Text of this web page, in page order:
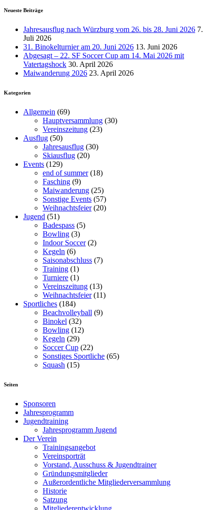
Neueste Beiträge
Jahresausflug nach Würzburg vom 26. bis 28. Juni 2026 7.
Juli 2026
31. Binokelturnier am 20. Juni 2026 13. Juni 2026
Abgesagt – 22. SF Soccer Cup am 14. Mai 2026 mit
Vatertagshock 30. April 2026
Maiwanderung 2026 23. April 2026
Kategorien
Allgemein (69)
Hauptversammlung (30)
Vereinszeitung (23)
Ausflug (50)
Jahresausflug (30)
Skiausflug (20)
Events (129)
end of summer(18)
Fasching (9)
Maiwanderung (25)
Sonstige Events (57)
Weihnachtsfeier(20)
Jugend (51)
Badespass (5)
Bowling (3)
Indoor Soccer(2)
Kegeln (6)
Saisonabschluss (7)
Training (1)
Turniere (1)
Vereinszeitung (13)
Weihnachtsfeier(11)
Sportliches (184)
Beachvolleyball (9)
Binokel (32)
Bowling (12)
Kegeln (29)
Soccer Cup (22)
Sonstiges Sportliche (65)
Squash (15)
Seiten
Sponsoren
Jahresprogramm
Jugendtraining
Jahresprogramm Jugend
Der Verein
Trainingsangebot
Vereinsporträt
Vorstand, Ausschuss & Jugendtrainer
Gründungsmitglieder
Außerordentliche Mitgliederversammlung
Historie
Satzung